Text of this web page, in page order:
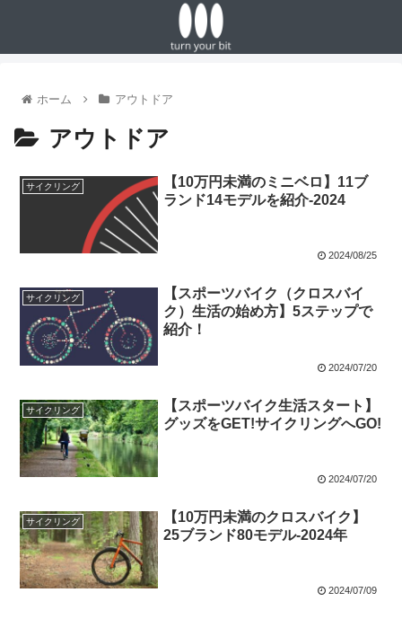
ホーム アウトドア
アウトドア
サイクリング
【10万円未満のミニベロ】11ブ
ランド14モデルを紹介-2024
2024/08/25
サイクリング
【スポーツバイク（クロスバイ
ク）生活の始め方】5ステップで
紹介！
2024/07/20
サイクリング
【スポーツバイク生活スタート】
グッズをGET!サイクリングへGO!
2024/07/20
サイクリング
【10万円未満のクロスバイク】
25ブランド80モデル-2024年
2024/07/09